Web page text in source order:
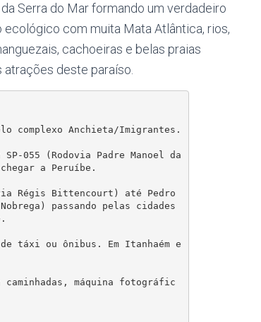
da Serra do Mar formando um verdadeiro
ecológico com muita Mata Atlântica, rios,
cachoeiras e belas praias
atrações deste paraíso.
complexo Anchieta/Imigrantes.
055 (Rodovia Padre Manoel da
a Peruíbe.
Régis Bittencourt) até Pedro
passando pelas cidades
táxi ou ônibus. Em Itanhaém e
máquina fotográfic